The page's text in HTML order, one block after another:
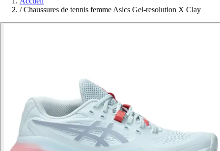
/ Chaussures de tennis femme Asics Gel-resolution X Clay